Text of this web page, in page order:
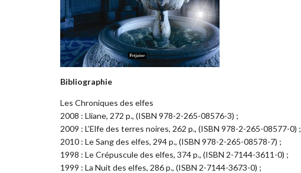
Bibliographie
Les Chroniques des elfes
2008 : Lliane, 272 p., (ISBN 978-2-265-08576-3) ;
2009 : L’Elfe des terres noires, 262 p., (ISBN 978-2-265-08577-0) ;
2010 : Le Sang des elfes, 294 p., (ISBN 978-2-265-08578-7) ;
1998 : Le Crépuscule des elfes, 374 p., (ISBN 2-7144-3611-0) ;
1999 : La Nuit des elfes, 286 p., (ISBN 2-7144-3673-0) ;